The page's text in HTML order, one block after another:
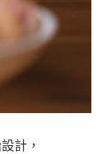
計，